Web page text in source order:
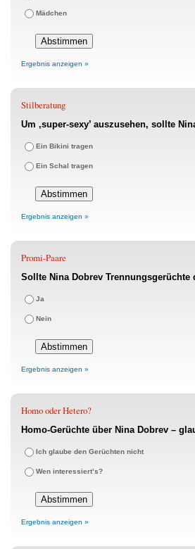
Mädchen
Ergebnis anzeigen »
Stilberatung
Um ‚super-sexy’ auszusehen, sollte
Ein Bikini tragen
Ein Schal tragen
Ergebnis anzeigen »
Promi-Paare
Sollte Nina Dobrev Trennungsgerüchte
Ja
Nein
Ergebnis anzeigen »
Homo oder Hetero?
Homo-Gerüchte über Nina Dobrev –
Ich glaube den Gerüchten nicht
Wen interessiert’s?
Ergebnis anzeigen »